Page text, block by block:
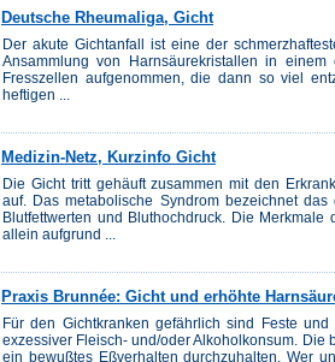
Deutsche Rheumaliga, Gicht
Der akute Gichtanfall ist eine der
Ansammlung von Harnsäurekristallen in
Fresszellen aufgenommen, die dann so viel
heftigen ...
Medizin-Netz, Kurzinfo Gicht
Die Gicht tritt gehäuft zusammen mit den
auf. Das metabolische Syndrom bezeichnet
Blutfettwerten und Bluthochdruck. Die
allein aufgrund ...
Praxis Brunnée: Gicht und erhöhte
Für den Gichtkranken gefährlich sind Feste
exzessiver Fleisch- und/oder Alkoholkonsum. Die
ein bewußtes Eßverhalten durchzuhalten. Wer